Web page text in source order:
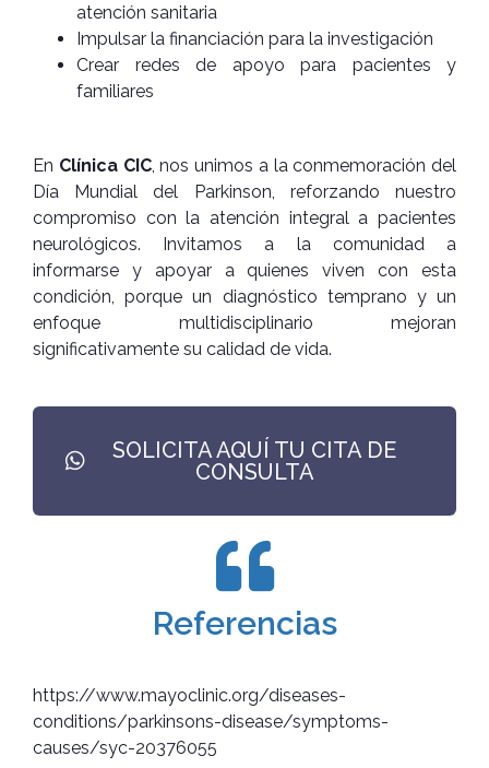
atención sanitaria
Impulsar la financiación para la investigación
Crear redes de apoyo para pacientes y
familiares
En Clínica CIC, nos unimos a la conmemoración del
Día Mundial del Parkinson, reforzando nuestro
compromiso con la atención integral a pacientes
neurológicos. Invitamos a la comunidad a
informarse y apoyar a quienes viven con esta
condición, porque un diagnóstico temprano y un
enfoque multidisciplinario mejoran
significativamente su calidad de vida.
SOLICITA AQUÍ TU CITA DE
CONSULTA
Referencias
https://www.mayoclinic.org/diseases-
conditions/parkinsons-disease/symptoms-
causes/syc-20376055